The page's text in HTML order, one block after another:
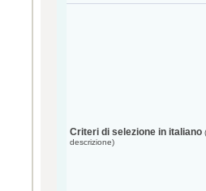
Criteri di selezione in italiano
descrizione)